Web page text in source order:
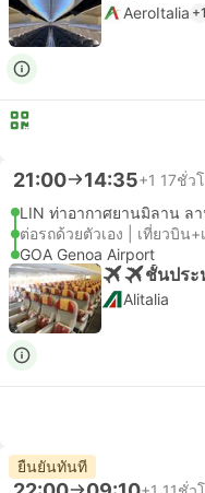
AeroItalia +1
21:00 14:35+1 17ชั่ว
LIN ท่าอากาศยานมิลาน ลา
ต่อรถด้วยตัวเอง | เที่ยวบิน+
GOA Genoa Airport
ชั้นประ
Alitalia
ยืนยันทันที